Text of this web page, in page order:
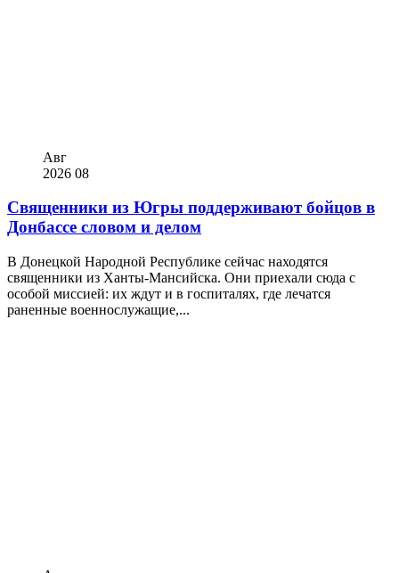
Авг
2026 08
Священники из Югры поддерживают бойцов в
Донбассе словом и делом
В Донецкой Народной Республике сейчас находятся
священники из Ханты-Мансийска. Они приехали сюда с
особой миссией: их ждут и в госпиталях, где лечатся
раненные военнослужащие,...